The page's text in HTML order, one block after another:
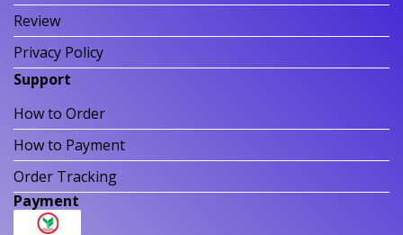
Review
Privacy Policy
Support
How to Order
How to Payment
Order Tracking
Payment